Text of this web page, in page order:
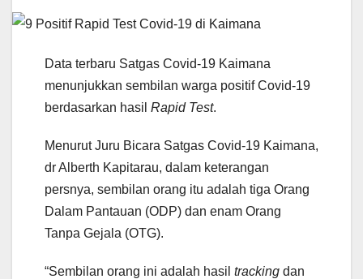
Data terbaru Satgas Covid-19 Kaimana
menunjukkan sembilan warga positif Covid-19
berdasarkan hasil Rapid Test.
Menurut Juru Bicara Satgas Covid-19 Kaimana,
dr Alberth Kapitarau, dalam keterangan
persnya, sembilan orang itu adalah tiga Orang
Dalam Pantauan (ODP) dan enam Orang
Tanpa Gejala (OTG).
“Sembilan orang ini adalah hasil tracking dan